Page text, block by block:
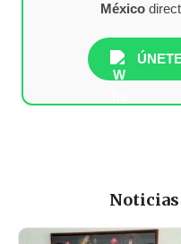
México
Noticias